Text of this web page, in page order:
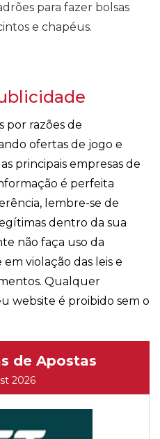
para fazer bolsas
e chapéus.
por razões de
ofertas de jogo e
principais empresas de
é perfeita
lembre-se de
dentro da sua
não faça uso da
violação das leis e
Qualquer
website é proibido sem o
de Apostas
2026